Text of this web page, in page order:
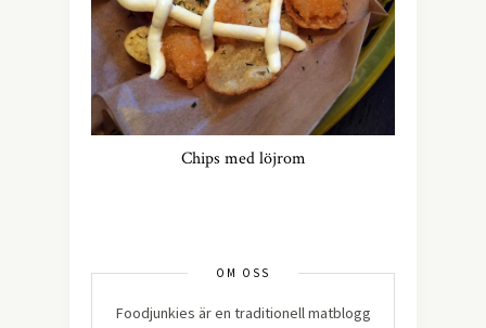
Chips med löjrom
OM OSS
Foodjunkies är en traditionell matblogg